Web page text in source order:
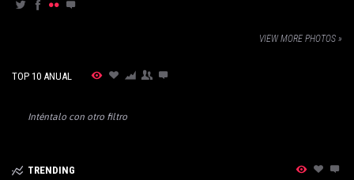
VIEW MORE PHOTOS »
TOP 10 ANUAL
Inténtalo con otro filtro
TRENDING